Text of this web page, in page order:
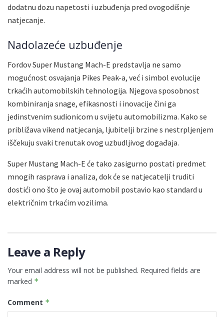
dodatnu dozu napetosti i uzbuđenja pred ovogodišnje
natjecanje.
Nadolazeće uzbuđenje
Fordov Super Mustang Mach-E predstavlja ne samo
mogućnost osvajanja Pikes Peak-a, već i simbol evolucije
trkaćih automobilskih tehnologija. Njegova sposobnost
kombiniranja snage, efikasnosti i inovacije čini ga
jedinstvenim sudionicom u svijetu automobilizma. Kako se
približava vikend natjecanja, ljubitelji brzine s nestrpljenjem
iščekuju svaki trenutak ovog uzbudljivog događaja.
Super Mustang Mach-E će tako zasigurno postati predmet
mnogih rasprava i analiza, dok će se natjecatelji truditi
dostići ono što je ovaj automobil postavio kao standard u
električnim trkaćim vozilima.
Leave a Reply
Your email address will not be published. Required fields are
marked *
Comment *